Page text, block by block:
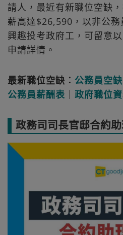
請人，最近有新職位空缺
薪高達$26,590，以非公
興趣投考政府工，可留意
申請詳情。
最新職位空缺︰ 公務員空缺
公務員薪酬表
政府職位
政務司司長官邸合約